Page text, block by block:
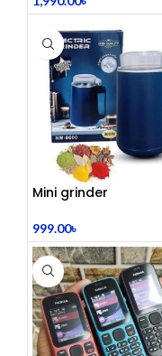
Mini grinder
999.00৳